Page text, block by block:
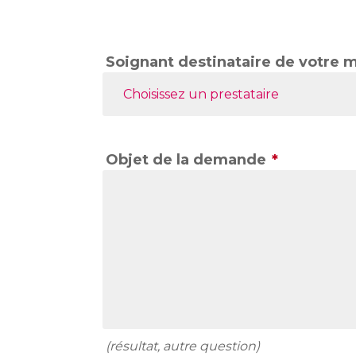
Soignant destinataire de votre
Choisissez un prestataire
Objet de la demande *
(résultat, autre question)